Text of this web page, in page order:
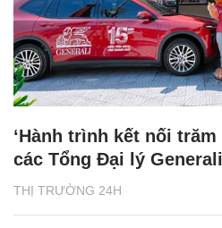
THỊ TRƯỜNG 24H
‘Hành trình kết nối trăm
các Tổng Đại lý